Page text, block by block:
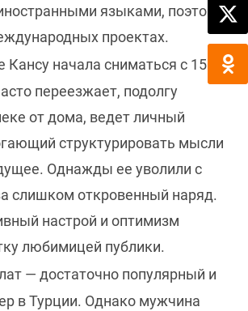
языками, поэтому
проектах.
Кансу начала сниматься с 15
переезжает, подолгу
от дома, ведет личный
структурировать мысли
Однажды ее уволили с
слишком откровенный наряд.
настрой и оптимизм
любимицей публики.
— достаточно популярный и
в Турции. Однако мужчина